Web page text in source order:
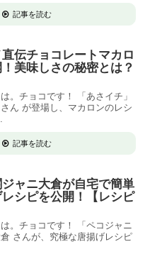
記事を読む
伝チョコレートマカロ
美味しさの秘密とは？
。チョコです！ 「あさイチ」
ん が登場し、マカロンのレシ
記事を読む
ャニ大倉が自宅で簡単
シピを公開！【レシピ
。チョコです！ 「ペコジャニ
さんが、究極な唐揚げレシピ